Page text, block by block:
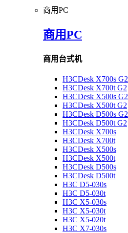
商用PC
商用PC
商用台式机
H3CDesk X700s G2
H3CDesk X700t G2
H3CDesk X500s G2
H3CDesk X500t G2
H3CDesk D500s G2
H3CDesk D500t G2
H3CDesk X700s
H3CDesk X700t
H3CDesk X500s
H3CDesk X500t
H3CDesk D500s
H3CDesk D500t
H3C D5-030s
H3C D5-030t
H3C X5-030s
H3C X5-030t
H3C X5-020t
H3C X7-030s